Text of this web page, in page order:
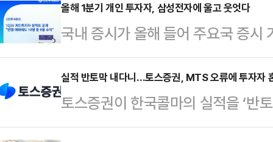
플랫폼 사업에서 지난달 27일 기준
지난 2023년 5000억원 수준에서
다.삼성증권 측은 "국내 자산관리
장 잠재력을 입증했다"며 "성과의
됐던 전문적인 자산관리 서비스를
다"고 강조했다.해당…
올해 1분기 개인 투자자, 삼성전자에 울고 웃엇다
국내 증시가 올해 들어 주요국 증시
운데 개인 투자자 성과에 관심이 모
내 주식을 매도한 개인 투자자 성과
것으로 나타났다.수익 고객의 평균
은 10명 중 2명은 평균 496만원을
실적 반토막 내다니…토스증권, MTS 오류에 투자자
토스증권이 한국콜마의 실적을 ‘반
란을 겪는 일이 발생했다.8일 금융